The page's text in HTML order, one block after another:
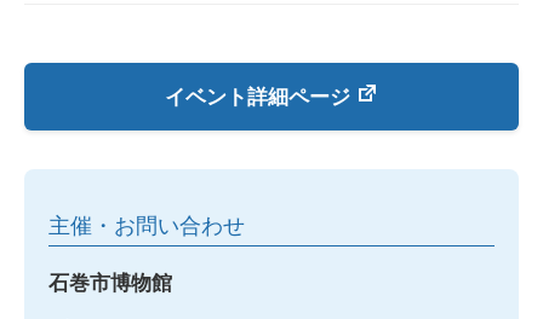
イベント詳細ページ
主催・お問い合わせ
石巻市博物館